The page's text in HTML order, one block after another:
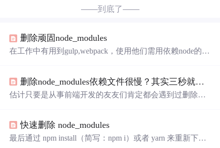
——到底了——
删除顽固node_modules
在工作中有用到gulp,webpack，使用他们需用依赖node的一
可能，无穷无尽的报一个错：路径太长(太深)，无法删
除，使用命令行rd、del均尝试无效（此问题win10系统下已
来...
删除node_modules依赖文件很慢？其实三秒就能删除了
估计只要是从事前端开发的友友们肯定都会遇到过删除依
来我就从删除依赖为什么会慢、如何秒删除依赖和对比其
它几种主流删除方式等几个方面去写这文章。
快速删除 node_modules
最后通过 npm install（简写：npm i）或者 yarn 来重新下载